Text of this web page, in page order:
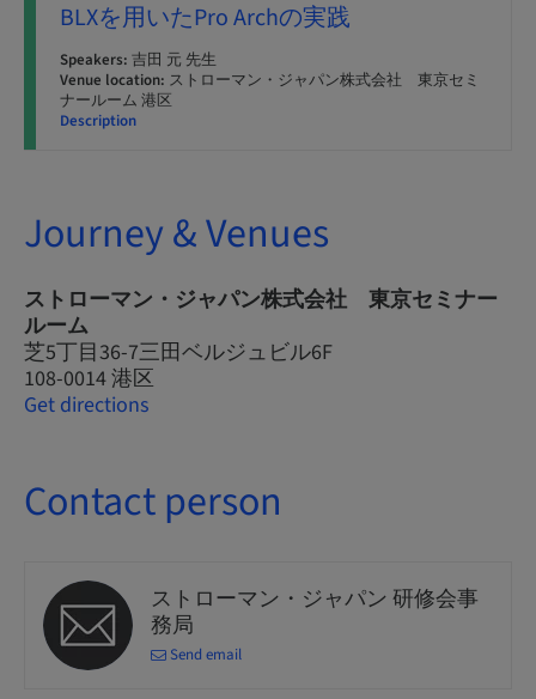
BLXを用いたPro Archの実践
Speakers: 吉田 元 先生
Venue location: ストローマン・ジャパン株式会社 東京セミ
ナールーム 港区
Description
Journey & Venues
ストローマン・ジャパン株式会社 東京セミナー
ルーム
芝5丁目36-7三田ベルジュビル6F
108-0014 港区
Get directions
Contact person
ストローマン・ジャパン 研修会事
務局
Send email